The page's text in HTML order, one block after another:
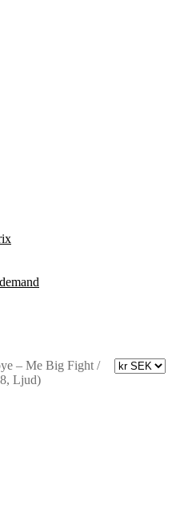
– Me Big Fight /
Ljud)